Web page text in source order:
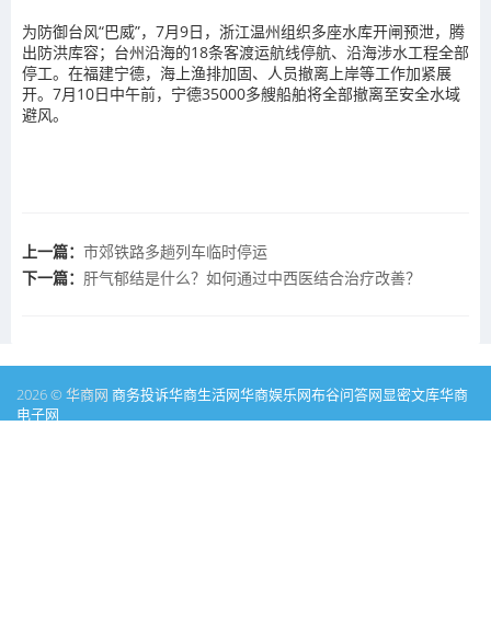
为防御台风“巴威”，7月9日，浙江温州组织多座水库开闸预泄，腾
出防洪库容；台州沿海的18条客渡运航线停航、沿海涉水工程全部
停工。在福建宁德，海上渔排加固、人员撤离上岸等工作加紧展
开。7月10日中午前，宁德35000多艘船舶将全部撤离至安全水域
避风。
上一篇： 市郊铁路多趟列车临时停运
下一篇： 肝气郁结是什么？如何通过中西医结合治疗改善？
2026 © 华商网 商务投诉华商生活网华商娱乐网布谷问答网显密文库华商
电子网